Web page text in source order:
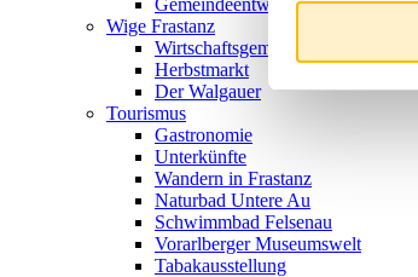
Gemeindeentwicklung
Wige Frastanz
Wirtschaftsgemeinschaft
Herbstmarkt
Der Walgauer
Tourismus
Gastronomie
Unterkünfte
Wandern in Frastanz
Naturbad Untere Au
Schwimmbad Felsenau
Vorarlberger Museumswelt
Tabakausstellung